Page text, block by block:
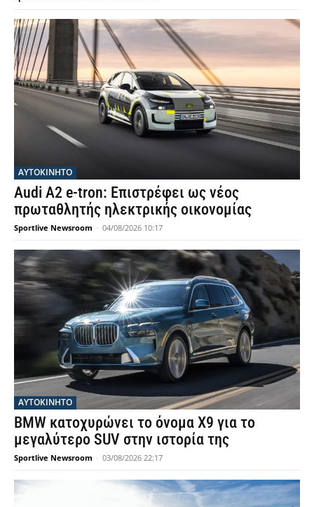
ΑΥΤΟΚΙΝΗΤΟ
Audi A2 e-tron: Επιστρέφει ως νέος
πρωταθλητής ηλεκτρικής οικονομίας
Sportlive Newsroom - 04/08/2026 10:17
ΑΥΤΟΚΙΝΗΤΟ
BMW κατοχυρώνει το όνομα X9 για το
μεγαλύτερο SUV στην ιστορία της
Sportlive Newsroom - 03/08/2026 22:17